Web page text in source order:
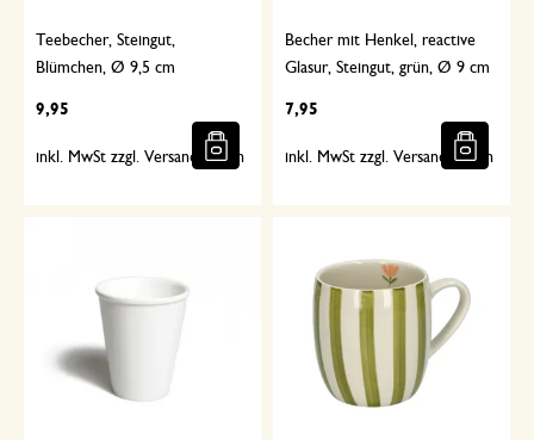
Teebecher, Steingut,
Blümchen, Ø 9,5 cm
9,95
inkl. MwSt zzgl. Versandkosten
Becher mit Henkel, reactive
Glasur, Steingut, grün, Ø 9 cm
7,95
inkl. MwSt zzgl. Versandkosten